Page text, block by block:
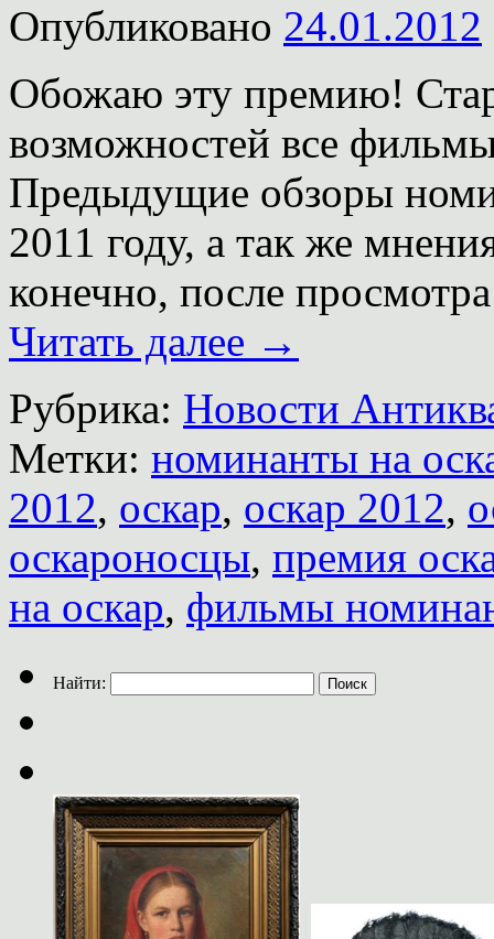
Опубликовано 24.01.2012
Обожаю эту премию!
возможностей все
Предыдущие обзоры
2011 году, а так же
конечно, после
Читать далее →
Рубрика: Новости
Метки: номинанты на
2012, оскар, оскар 2012,
оскароносцы, премия
на оскар, фильмы
Найти: